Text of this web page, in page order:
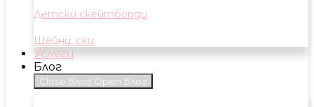
Детски скейтборди
Шейни, ски
Услуги
Блог
Close Блог Open Блог